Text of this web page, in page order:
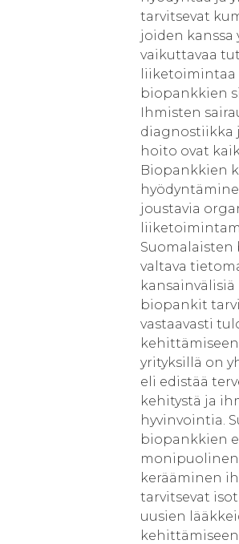
tarvitsevat
joiden kanssa
vaikuttavaa
liiketoimintaa
biopankkien
Ihmisten
diagnostiikka
hoito ovat
Biopankkien
joustavia
valtava
kansainvälisiä
biopankit
vastaavasti
yrityksillä on
eli edistää
kehitystä ja
hyvinvointia.
biopankkien
kerääminen
tarvitsevat
uusien